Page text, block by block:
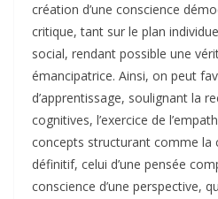
création d’une conscience
critique, tant sur le plan
social, rendant possible une
émancipatrice. Ainsi, on peut
d’apprentissage, soulignant la
cognitives, l’exercice de
concepts structurant comme la
définitif, celui d’une pensée
conscience d’une perspective,